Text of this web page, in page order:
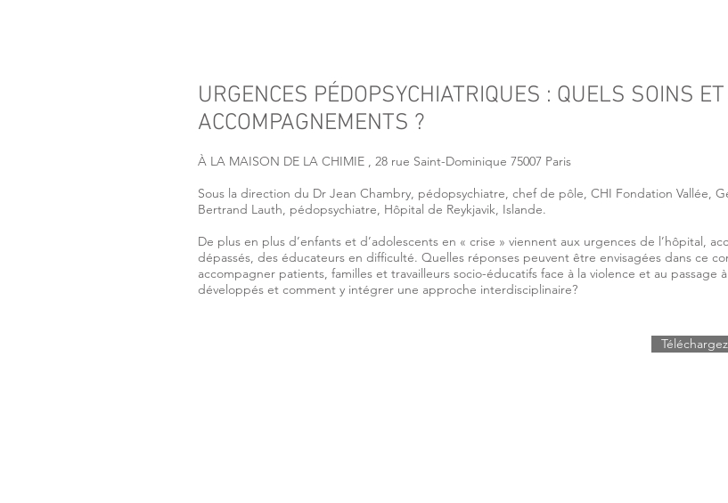
URGENCES PÉDOPSYCHIATRIQUES : QUELS SOINS
ACCOMPAGNEMENTS ?
À LA MAISON DE LA CHIMIE , 28 rue Saint-Dominique 75007 Paris
Sous la direction du Dr Jean Chambry, pédopsychiatre, chef de pôle, CHI Fondation Vallée,
Bertrand Lauth, pédopsychiatre, Hôpital de Reykjavik, Islande.
De plus en plus d’enfants et d’adolescents en « crise » viennent aux urgences de l’hôpital,
dépassés, des éducateurs en difficulté. Quelles réponses peuvent être envisagées dans ce
accompagner patients, familles et travailleurs socio-éducatifs face à la violence et au passage
développés et comment y intégrer une approche interdisciplinaire?